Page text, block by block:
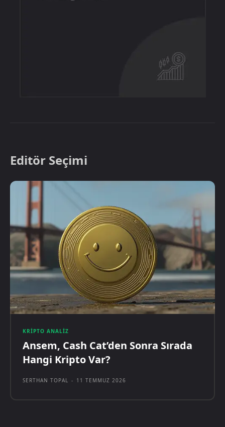
Editör Seçimi
KRIPTO ANALIZ
Ansem, Cash Cat’den Sonra Sırada
Hangi Kripto Var?
SERTHAN TOPAL - 11 TEMMUZ 2026